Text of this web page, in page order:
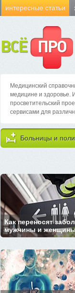
интересные статьи
ВСЁ ПРО
Медицинский
медицине и здоровье.
просветительский
сервисами для
Больницы и
Как переносят
мужчины и